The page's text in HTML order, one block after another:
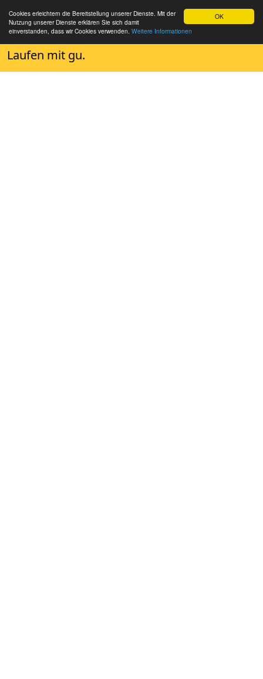
OK
Cookies erleichtern die Bereitstellung unserer Dienste. Mit der
Nutzung unserer Dienste erklären Sie sich damit
einverstanden, dass wir Cookies verwenden. Weitere Informationen
Laufen mit gu.